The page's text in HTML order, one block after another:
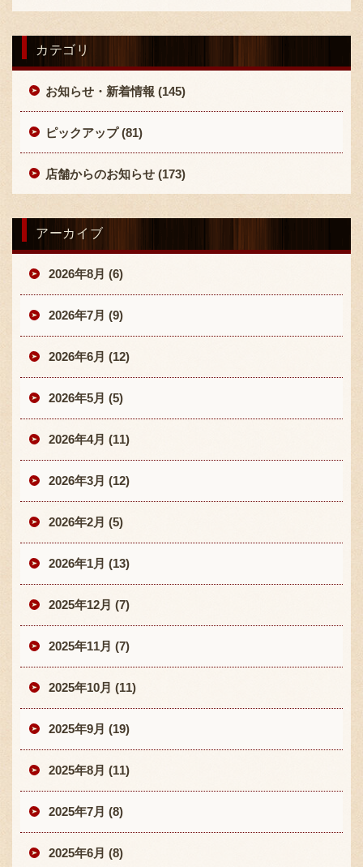
カテゴリ
お知らせ・新着情報 (145)
ピックアップ (81)
店舗からのお知らせ (173)
アーカイブ
2026年8月 (6)
2026年7月 (9)
2026年6月 (12)
2026年5月 (5)
2026年4月 (11)
2026年3月 (12)
2026年2月 (5)
2026年1月 (13)
2025年12月 (7)
2025年11月 (7)
2025年10月 (11)
2025年9月 (19)
2025年8月 (11)
2025年7月 (8)
2025年6月 (8)